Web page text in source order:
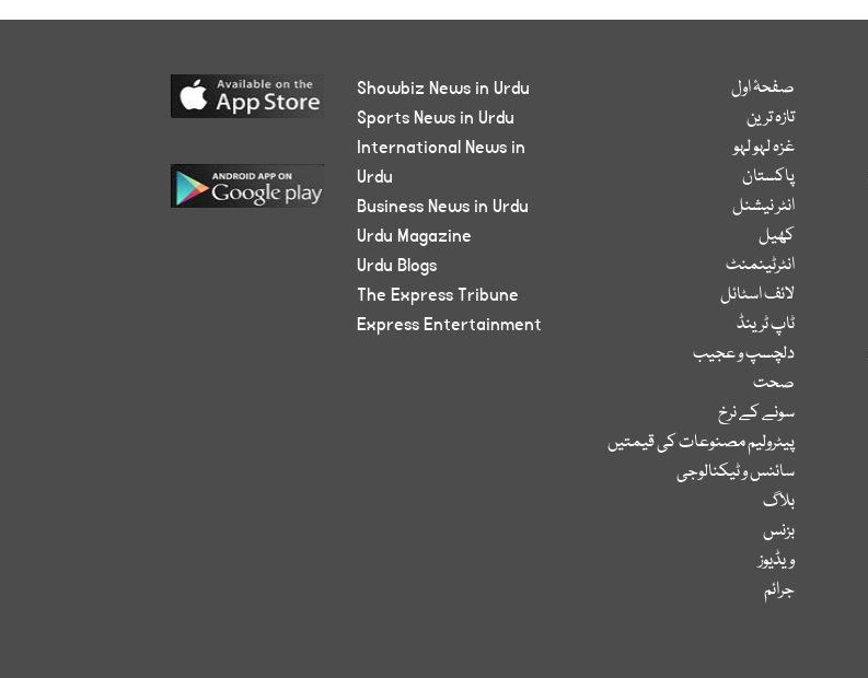
صفحۂ اول
تازہ ترین
غزہ لہو لہو
پاکستان
انٹر نیشنل
کھیل
انٹرٹینمنٹ
لائف اسٹائل
ٹاپ ٹرینڈ
دلچسپ و عجیب
صحت
سونے کے نرخ
پیٹرولیم مصنوعات کی قیمتیں
سائنس و ٹیکنالوجی
بلاگ
بزنس
ویڈیوز
جرائم
Showbiz News in Urdu
Sports News in Urdu
International News in
Urdu
Business News in Urdu
Urdu Magazine
Urdu Blogs
The Express Tribune
Express Entertainment